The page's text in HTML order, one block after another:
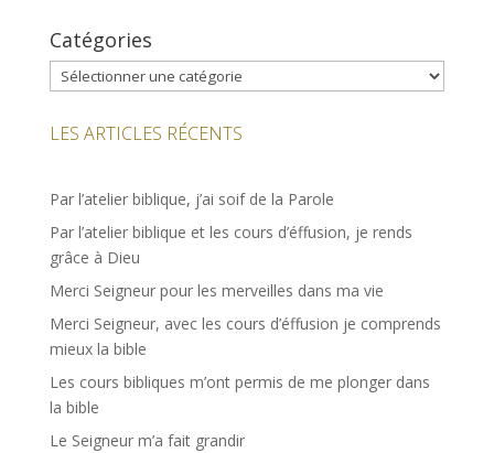
Catégories
Catégories
LES ARTICLES RÉCENTS
Par l’atelier biblique, j’ai soif de la Parole
Par l’atelier biblique et les cours d’éffusion, je rends
grâce à Dieu
Merci Seigneur pour les merveilles dans ma vie
Merci Seigneur, avec les cours d’éffusion je comprends
mieux la bible
Les cours bibliques m’ont permis de me plonger dans
la bible
Le Seigneur m’a fait grandir